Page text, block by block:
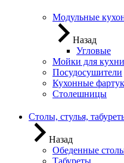
Модульные
Назад
Угловые
Мойки для кухни
Посудосушители
Кухонные
Столешницы
Столы, стулья,
Назад
Обеденные
Табуреты